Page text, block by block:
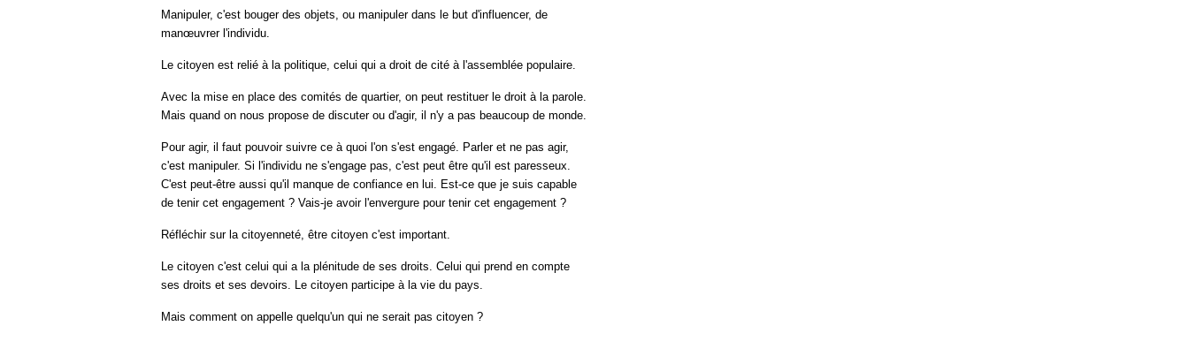
Manipuler, c'est bouger des objets, ou manipuler dans le but d'influencer, de
manœuvrer l'individu.
Le citoyen est relié à la politique, celui qui a droit de cité à l'assemblée populaire.
Avec la mise en place des comités de quartier, on peut restituer le droit à la parole.
Mais quand on nous propose de discuter ou d'agir, il n'y a pas beaucoup de monde.
Pour agir, il faut pouvoir suivre ce à quoi l'on s'est engagé. Parler et ne pas agir,
c'est manipuler. Si l'individu ne s'engage pas, c'est peut être qu'il est paresseux.
C'est peut-être aussi qu'il manque de confiance en lui. Est-ce que je suis capable
de tenir cet engagement ? Vais-je avoir l'envergure pour tenir cet engagement ?
Réfléchir sur la citoyenneté, être citoyen c'est important.
Le citoyen c'est celui qui a la plénitude de ses droits. Celui qui prend en compte
ses droits et ses devoirs. Le citoyen participe à la vie du pays.
Mais comment on appelle quelqu'un qui ne serait pas citoyen ?